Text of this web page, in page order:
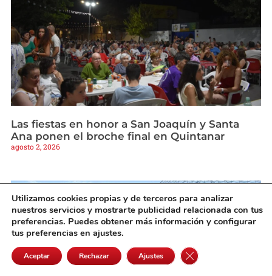
Las fiestas en honor a San Joaquín y Santa
Ana ponen el broche final en Quintanar
agosto 2, 2026
Utilizamos cookies propias y de terceros para analizar
nuestros servicios y mostrarte publicidad relacionada con tus
preferencias. Puedes obtener más información y configurar
tus preferencias en ajustes.
Aceptar Rechazar Ajustes Cerrar el banner de